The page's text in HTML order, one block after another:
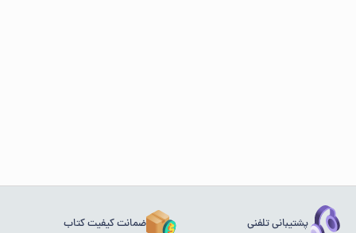
پشتیبانی تلفنی ضمانت کیفیت کتاب